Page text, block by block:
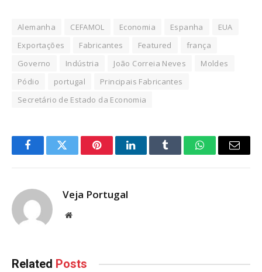
Alemanha CEFAMOL Economia Espanha
EUA
Exportações
Fabricantes Featured
frança
Governo
Indústria João Correia Neves
Moldes
Pódio
portugal
Principais Fabricantes
Secretário de Estado da Economia
FacebookTwitter PinterestLinkedInTumblr WhatsAppEmail
Veja Portugal
Website
Related Posts